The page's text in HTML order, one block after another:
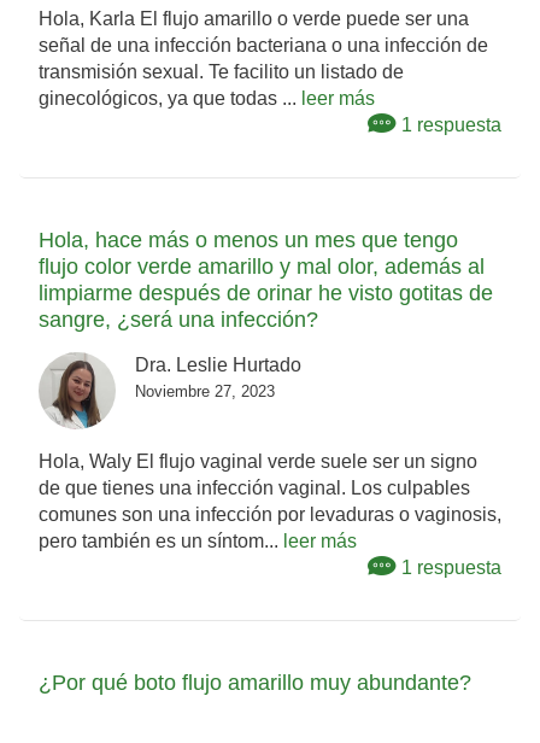
Hola, Karla El flujo amarillo o verde puede ser una
señal de una infección bacteriana o una infección de
transmisión sexual. Te facilito un listado de
ginecológicos, ya que todas ... leer más
1 respuesta
Hola, hace más o menos un mes que tengo
flujo color verde amarillo y mal olor, además al
limpiarme después de orinar he visto gotitas de
sangre, ¿será una infección?
Dra. Leslie Hurtado
Noviembre 27, 2023
Hola, Waly El flujo vaginal verde suele ser un signo
de que tienes una infección vaginal. Los culpables
comunes son una infección por levaduras o vaginosis,
pero también es un síntom... leer más
1 respuesta
¿Por qué boto flujo amarillo muy abundante?